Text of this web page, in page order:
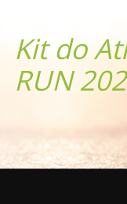
Kit do
RUN